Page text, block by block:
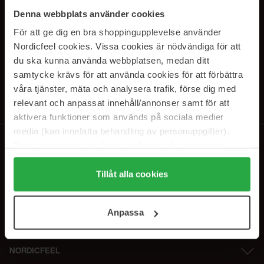
Denna webbplats använder cookies
För att ge dig en bra shoppingupplevelse använder
Nordicfeel cookies. Vissa cookies är nödvändiga för att
du ska kunna använda webbplatsen, medan ditt
samtycke krävs för att använda cookies för att förbättra
våra tjänster, mäta och analysera trafik, förse dig med
relevant och anpassat innehåll/annonser samt för att
aktivera funktioner som används på sociala medier
media (kan innefatta behandling av personuppgifter).
Genom att trycka på "Tillåt alla cookies" accepterar du
alla cookies, medan du under "Detaljer" kan anpassa
användningen av cookies. Du kan när som helst återkalla
samt vår Integritetspolicy.
Tillåt alla cookies
Anpassa
SUBSCRIBE TO OUR
NEWSLETTER
Tilaamalla hyväksyttietosuojakäytäntömme. Peruuta tilaus milloin
tahansa.
NORDICFEEL